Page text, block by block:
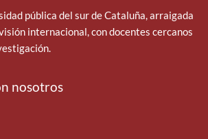
pública del sur de Cataluña, arraigada
internacional, con docentes cercanos
nosotros